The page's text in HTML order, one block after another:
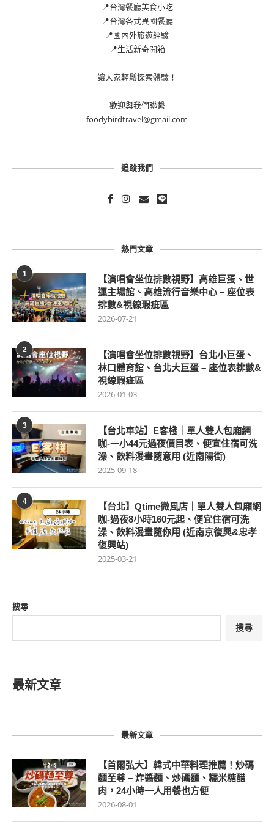
📍台灣餐廳美食小吃
📍台灣各式異國餐廳
📍國內外旅遊經驗
📍生活新奇開箱
讓大家輕鬆探索體驗！
歡迎與我們聯繫
foodybirdtravel@gmail.com
追蹤我們
熱門文章
1
【演唱會坐位排數視野】高雄巨蛋、世
運主場館、高雄流行音樂中心 – 座位表
排數&視線瑕疵區
2026-07-21
2
【演唱會坐位排數視野】台北小巨蛋、
林口體育館、台北大巨蛋 – 座位表排數&
視線瑕疵區
2026-01-03
3
【台北車站】E客棧｜單人雙人包廂網
咖-一小44元過夜價目表、便宜住宿可洗
澡、飲料漫畫隨意用 (近南陽街)
2025-09-18
4
【台北】Qtime微風店｜單人雙人包廂網
咖-過夜8小時160元起、便宜住宿可洗
澡、飲料漫畫隨你用 (近南京復興&忠孝
復興站)
2025-03-21
搜尋
搜尋
最新文章
最新文章
【首爾弘大】韓式中華料理推薦！炒碼
麵至尊 – 炸醬麵、炒碼麵、糯米糖醋
肉，24小時一人用餐也方便
2026-08-01